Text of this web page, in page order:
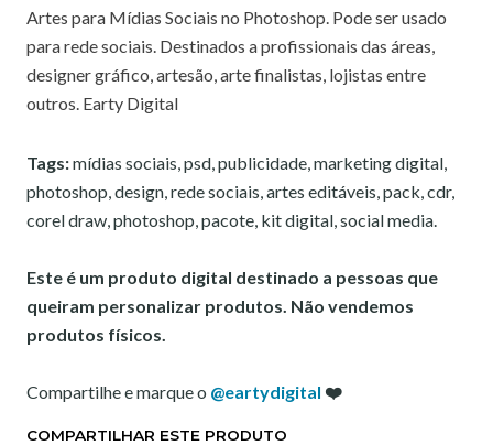
Artes para Mídias Sociais no Photoshop. Pode ser usado
para rede sociais. Destinados a profissionais das áreas,
designer gráfico, artesão, arte finalistas, lojistas entre
outros. Earty Digital
Tags:mídias sociais, psd, publicidade, marketing digital,
photoshop, design, rede sociais, artes editáveis, pack, cdr,
corel draw, photoshop, pacote, kit digital, social media.
Este é um produto digital destinado a pessoas que
queiram personalizar produtos. Não vendemos
produtos físicos.
Compartilhe e marque o @eartydigital ❤️
COMPARTILHAR ESTE PRODUTO